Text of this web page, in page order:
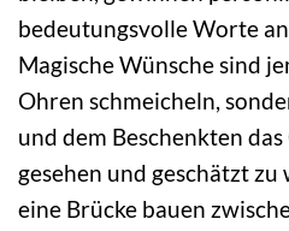
bedeutungsvolle Worte
Magische Wünsche sind
Ohren schmeicheln,
und dem Beschenkten
gesehen und geschätzt zu
eine Brücke bauen